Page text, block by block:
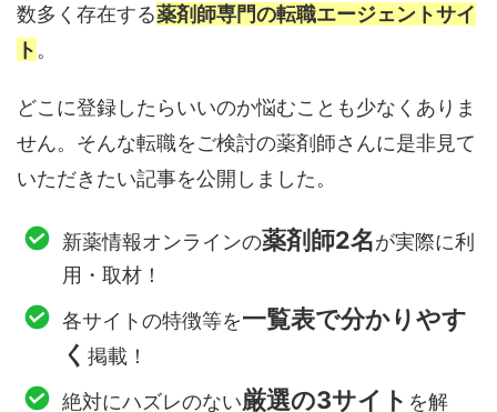
数多く存在する薬剤師専門の転職エージェントサイ
ト 。
どこに登録したらいいのか悩むことも少なくありま
せん。そんな転職をご検討の薬剤師さんに是非見て
いただきたい記事を公開しました。
新薬情報オンラインの薬剤師2名が実際に利
用・取材！
各サイトの特徴等を一覧表で分かりやす
く 掲載！
絶対にハズレのない厳選の3サイト を解